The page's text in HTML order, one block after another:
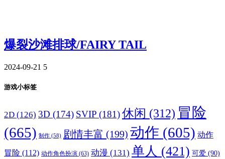
爆裂沙滩排球/FAIRY TAIL
2024-09-21 5
游戏小标签
2D (126) 3D (174) SVIP (181)休闲 (312) 冒险
(665) 制作 (58) 剧情丰富 (199) 动作 (605) 动作
冒险 (112) 动作角色扮演 (63) 动漫 (131) 单人 (421) 可爱 (90)